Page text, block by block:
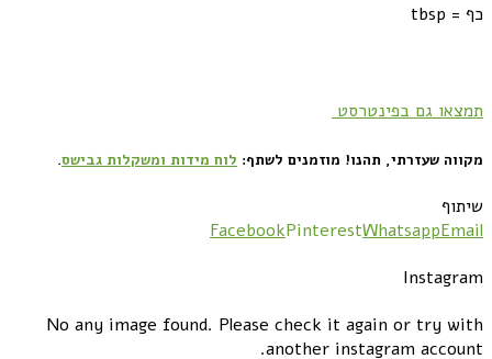
כף = tbsp
תמצאו גם בפינטרסט
מקווה שעזרתי, תהנו! מוזמנים לשתף: לוח מידות ומשקלות גבישס.
שיתוף
FacebookPinterestWhatsappEmail
Instagram
No any image found. Please check it again or try with
another instagram account.